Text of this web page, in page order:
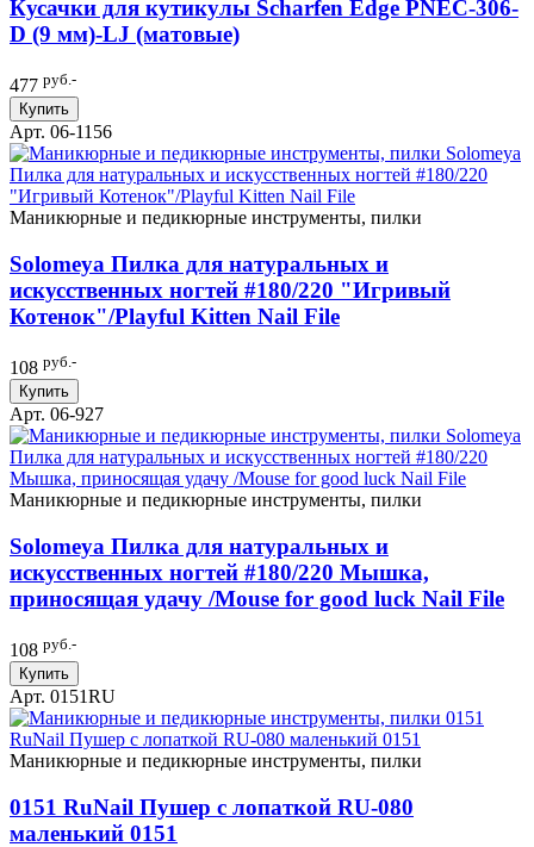
Кусачки для кутикулы Scharfen Edge PNEC-306-
D (9 мм)-LJ (матовые)
477 руб.-
Купить
Арт. 06-1156
Маникюрные и педикюрные инструменты, пилки
Solomeya Пилка для натуральных и
искусственных ногтей #180/220 "Игривый
Котенок"/Playful Kitten Nail File
108 руб.-
Купить
Арт. 06-927
Маникюрные и педикюрные инструменты, пилки
Solomeya Пилка для натуральных и
искусственных ногтей #180/220 Мышка,
приносящая удачу /Mouse for good luck Nail File
108 руб.-
Купить
Арт. 0151RU
Маникюрные и педикюрные инструменты, пилки
0151 RuNail Пушер с лопаткой RU-080
маленький 0151